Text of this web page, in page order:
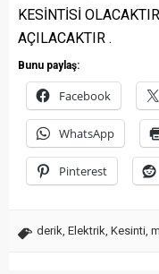
KESİNTİSİ
AÇILACAKTIR .
Bunu paylaş:
Facebook
WhatsApp
Pinterest
derik Elektrik Kesinti